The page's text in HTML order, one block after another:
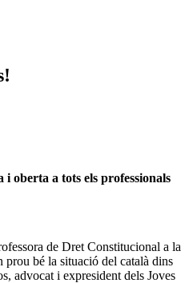
oberta a tots els professionals
de Dret Constitucional a la
bé la situació del català dins
advocat i expresident dels Joves